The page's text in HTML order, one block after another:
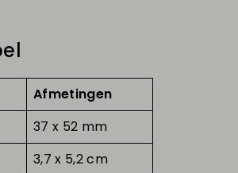
Afmetingen
37 x 52 mm
3,7 x 5,2 cm